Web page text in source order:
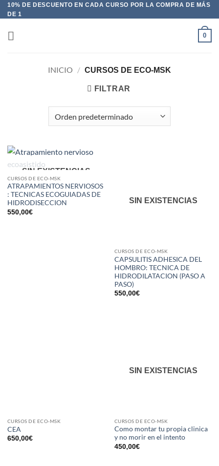
Saltar
al
contenido
10% DE DESCUENTO EN CADA CURSO POR LA COMPRA DE MÁS
DE 1
0
INICIO / CURSOS DE ECO-MSK
FILTRAR
SIN EXISTENCIAS
CURSOS DE ECO-MSK
ATRAPAMIENTOS NERVIOSOS
: TECNICAS ECOGUIADAS DE
HIDRODISECCION
550,00€
SIN EXISTENCIAS
CURSOS DE ECO-MSK
CAPSULITIS ADHESICA DEL
HOMBRO: TECNICA DE
HIDRODILATACION (PASO A
PASO)
550,00€
CURSOS DE ECO-MSK
CEA
650,00€
SIN EXISTENCIAS
CURSOS DE ECO-MSK
Como montar tu propia clinica
y no morir en el intento
450,00€